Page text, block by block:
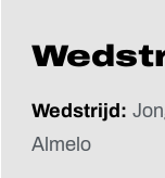
Wedstrijd:
Almelo